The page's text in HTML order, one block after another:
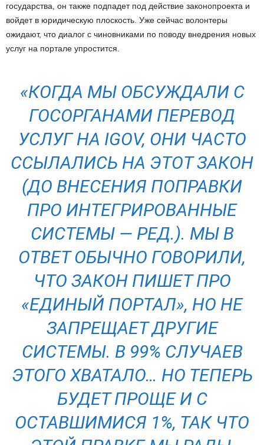
государства, он также подпадет под действие законопроекта и
войдет в юридическую плоскость. Уже сейчас волонтеры
ожидают, что диалог с чиновниками по поводу внедрения новых
услуг на портале упростится.
«КОГДА МЫ ОБСУЖДАЛИ С
ГОСОРГАНАМИ ПЕРЕВОД
УСЛУГ НА IGOV, ОНИ ЧАСТО
ССЫЛАЛИСЬ НА ЭТОТ ЗАКОН
(ДО ВНЕСЕНИЯ ПОПРАВКИ
ПРО ИНТЕГРИРОВАННЫЕ
СИСТЕМЫ — РЕД.). МЫ В
ОТВЕТ ОБЫЧНО ГОВОРИЛИ,
ЧТО ЗАКОН ПИШЕТ ПРО
«ЕДИНЫЙ ПОРТАЛ», НО НЕ
ЗАПРЕЩАЕТ ДРУГИЕ
СИСТЕМЫ. В 99% СЛУЧАЕВ
ЭТОГО ХВАТАЛО… НО ТЕПЕРЬ
БУДЕТ ПРОЩЕ И С
ОСТАВШИМИСЯ 1%, ТАК ЧТО